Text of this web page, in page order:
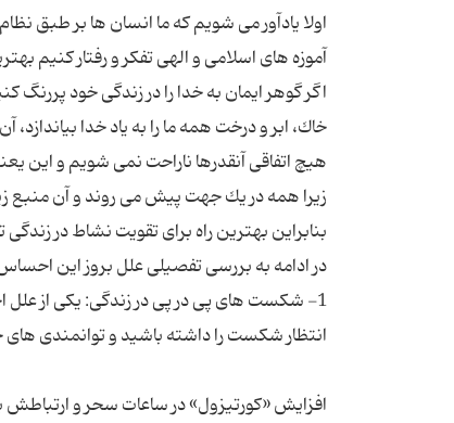
اولا یادآور می شویم كه ما انسان ها بر طبق
اگر گوهر ایمان به خدا را در زندگی خود پررنگ
خاك، ابر و درخت همه ما را به یاد خدا
هیچ اتفاقی آنقدرها ناراحت نمی شویم و این
زیرا همه در یك جهت پیش می روند و آن منبع
1- شكست های پی در پی در زندگی: یكی از
افزایش «کورتیزول» در ساعات سحر و